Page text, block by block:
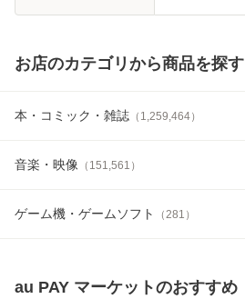
お店のカテゴリから商品を探す
本・コミック・雑誌 （ 1,259,464）
音楽・映像 （ 151,561 ）
ゲーム機・ゲームソフト （281 ）
au PAY マーケットのおすすめ